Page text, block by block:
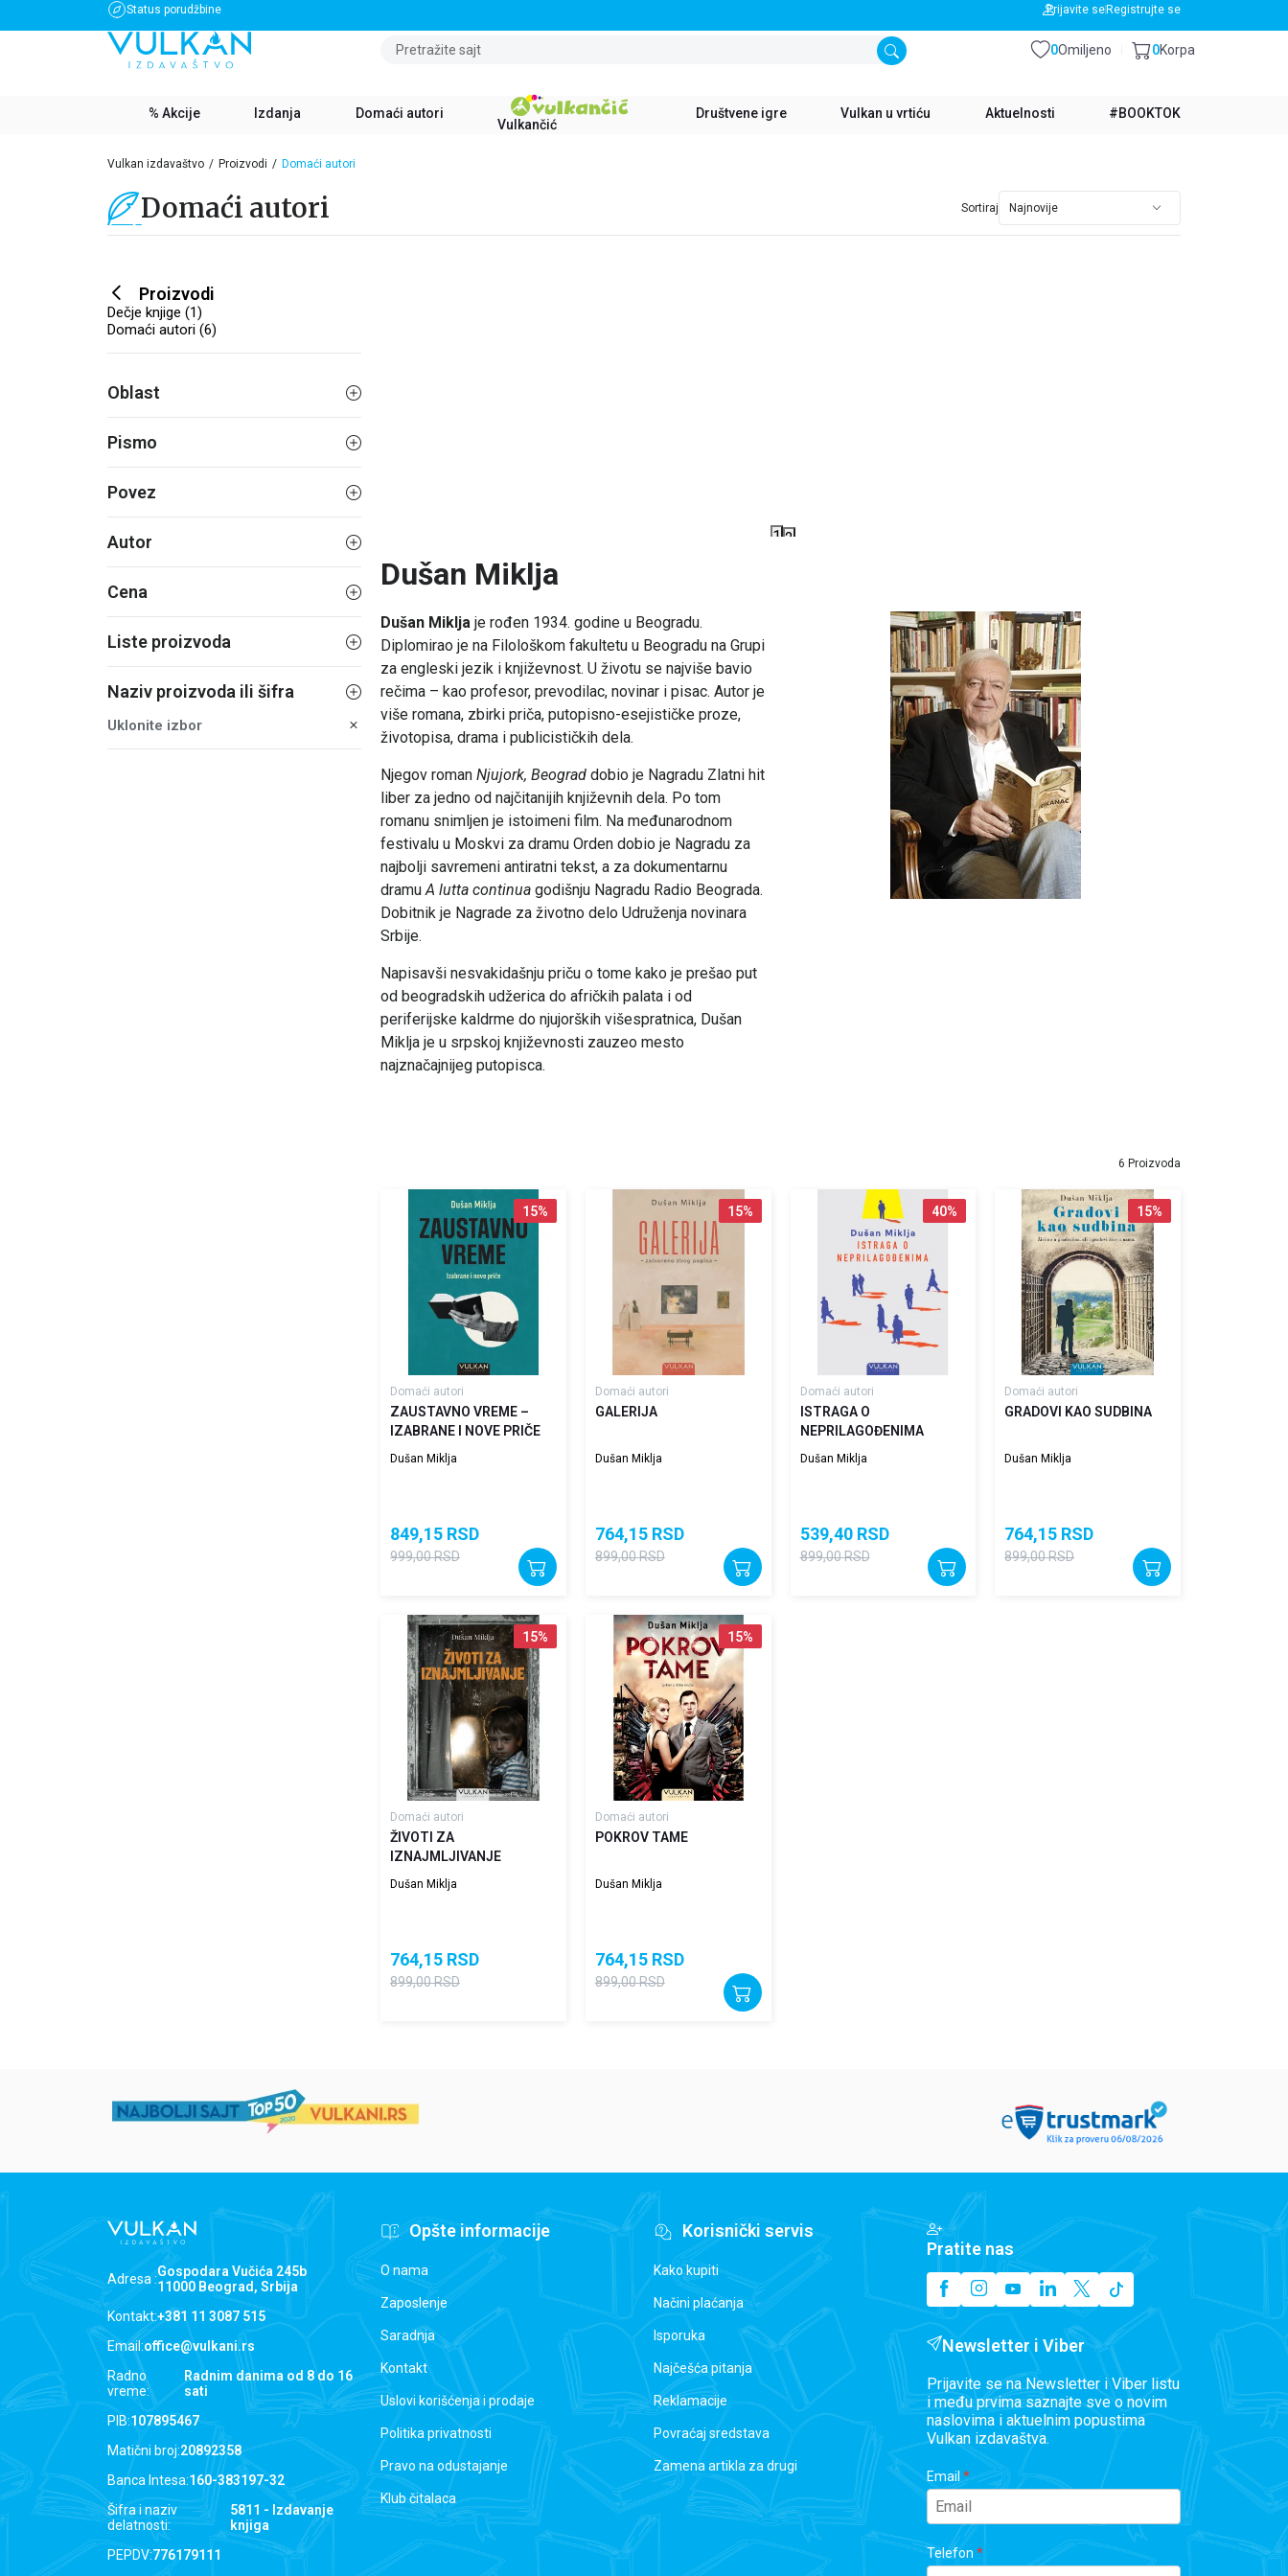
Status porudžbine
BESPLATNA DOSTAVA ZA IZNOS PREKO 3500 RSD BESPLATNA DOSTAVA ZA IZNOS PREKO 3500 RSD
Prijavite se Registrujte se
Pretražite sajt Omiljeno
0 Korpa
0
% Akcije Izdanja Domaći autori
Vulkančić
Društvene igre Vulkan u vrtiću Aktuelnosti #BOOKTOK
Vulkan izdavaštvo Proizvodi Domaći autori
Domaći autori Sortiraj
Proizvodi
Dečje knjige (1)
Domaći autori (6)
Oblast
Pismo
Povez
Autor
Cena
Liste proizvoda
Naziv proizvoda ili šifra
Uklonite izbor
1 2
Dušan Miklja
Dušan Miklja je rođen 1934. godine u Beogradu.
Diplomirao je na Filološkom fakultetu u Beogradu na Grupi
za engleski jezik i književnost. U životu se najviše bavio
rečima – kao profesor, prevodilac, novinar i pisac. Autor je
više romana, zbirki priča, putopisno-esejističke proze,
životopisa, drama i publicističkih dela.
Njegov roman Njujork, Beograd dobio je Nagradu Zlatni hit
liber za jedno od najčitanijih književnih dela. Po tom
romanu snimljen je istoimeni film. Na međunarodnom
festivalu u Moskvi za dramu Orden dobio je Nagradu za
najbolji savremeni antiratni tekst, a za dokumentarnu
dramuA lutta continua godišnju Nagradu Radio Beograda.
Dobitnik je Nagrade za životno delo Udruženja novinara
Srbije.
Napisavši nesvakidašnju priču o tome kako je prešao put
od beogradskih udžerica do afričkih palata i od
periferijske kaldrme do njujorških višespratnica, Dušan
Miklja je u srpskoj književnosti zauzeo mesto
najznačajnijeg putopisca.
6 Proizvoda
15%
Domaći autori
ZAUSTAVNO VREME –
IZABRANE I NOVE PRIČE
Dušan Miklja
849,15 RSD
999,00RSD
15%
Domaći autori
GALERIJA
Dušan Miklja
764,15 RSD
899,00RSD
40%
Domaći autori
ISTRAGA O
NEPRILAGOĐENIMA
Dušan Miklja
539,40 RSD
899,00RSD
15%
Domaći autori
GRADOVI KAO SUDBINA
Dušan Miklja
764,15 RSD
899,00RSD
15%
Domaći autori
ŽIVOTI ZA
IZNAJMLJIVANJE
Dušan Miklja
764,15 RSD
899,00RSD
15%
Domaći autori
POKROV TAME
Dušan Miklja
764,15 RSD
899,00RSD
Adresa :Gospodara Vučića 245b
11000 Beograd, Srbija
Kontakt:+381 11 3087 515
Email:office@vulkani.rs
Radno
vreme:
Radnim danima od 8 do 16
sati
PIB:107895467
Matični broj:20892358
Banca Intesa:160-383197-32
Šifra i naziv
delatnosti:
5811 - Izdavanje
knjiga
PEPDV:776179111
Opšte informacije
O nama
Zaposlenje
Saradnja
Kontakt
Uslovi korišćenja i prodaje
Politika privatnosti
Pravo na odustajanje
Klub čitalaca
Korisnički servis
Kako kupiti
Načini plaćanja
Isporuka
Najčešća pitanja
Reklamacije
Povraćaj sredstava
Zamena artikla za drugi
Pratite nas
Newsletter i Viber
Prijavite se na Newsletter i Viber listu
i među prvima saznajte sve o novim
naslovima i aktuelnim popustima
Vulkan izdavaštva.
Email
Telefon